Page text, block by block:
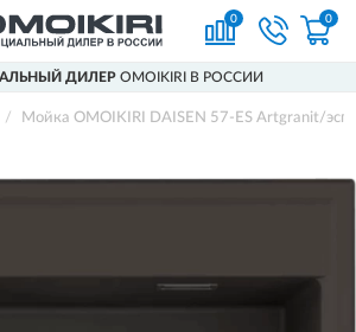
0 0
ДИЛЕР OMOIKIRI В РОССИИ
Мойка OMOIKIRI DAISEN 57-ES Artgranit/